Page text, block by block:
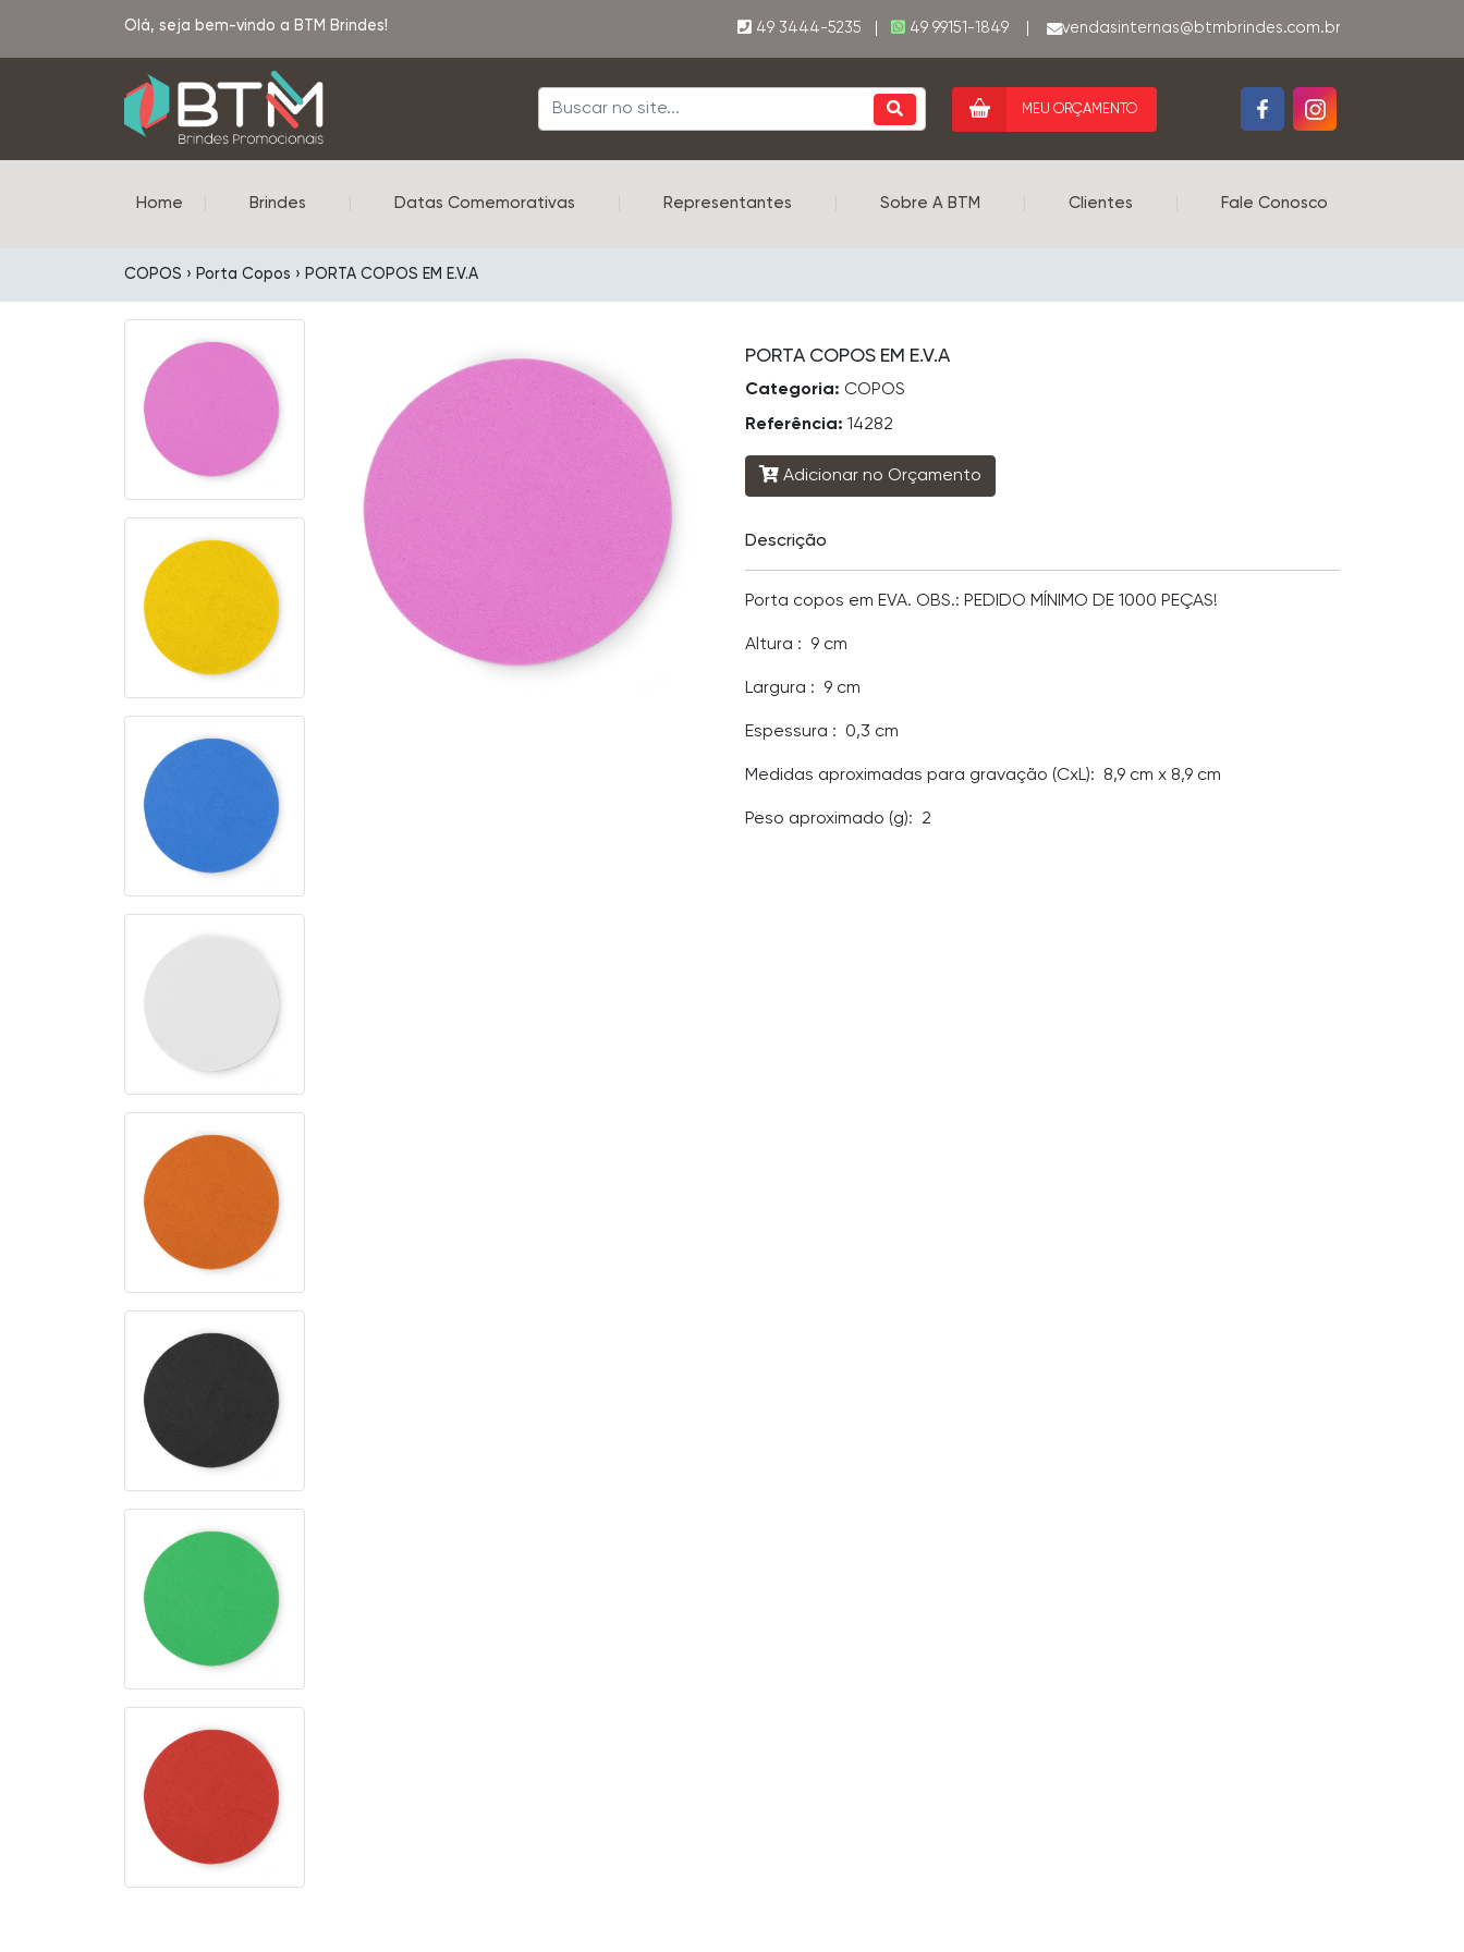
Olá, seja bem-vindo a BTM Brindes! 49 3444-5235 | 49 99151-1849
MEU ORÇAMENTO
Home Brindes Datas Comemorativas Representantes Sobre A BTM Clientes Fale Conosco
COPOS › Porta Copos › PORTA COPOS EM E.V.A
PORTA COPOS EM E.V.A
Categoria: COPOS
Referência: 14282
Adicionar no Orçamento
Descrição
Porta copos em EVA. OBS.: PEDIDO MÍNIMO DE 1000 PEÇAS!
Altura : 9 cm
Largura : 9 cm
Espessura : 0,3 cm
Medidas aproximadas para gravação (CxL): 8,9 cm x 8,9 cm
Peso aproximado (g): 2